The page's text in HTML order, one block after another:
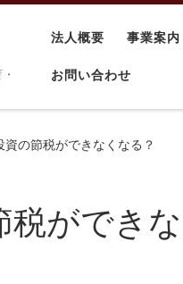
法人概要 事業案内
お問い合わせ
資の節税ができなくなる？
ができ